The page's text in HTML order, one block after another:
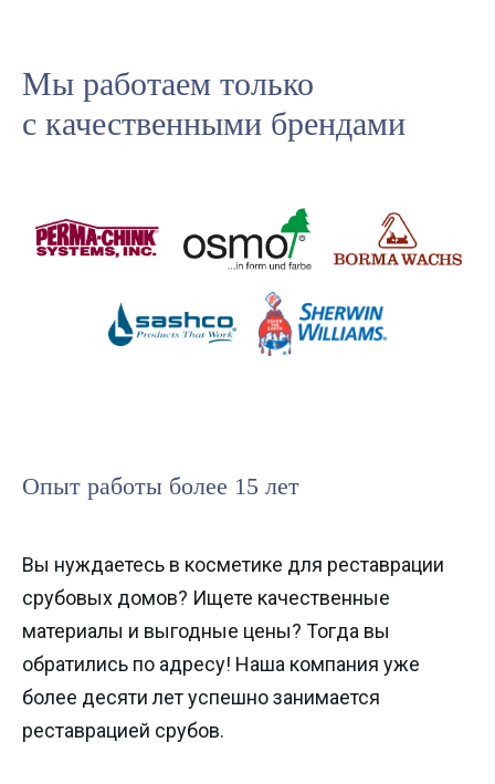
Мы работаем только
с качественными брендами
Опыт работы более 15 лет
Вы нуждаетесь в косметике для реставрации
срубовых домов? Ищете качественные
материалы и выгодные цены? Тогда вы
обратились по адресу! Наша компания уже
более десяти лет успешно занимается
реставрацией срубов.